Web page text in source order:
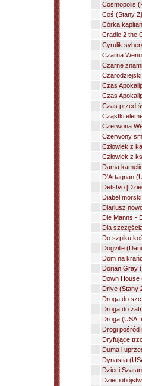
Cosmopolis
Coś (Stany
Córka
Cradle 2 the
Cyrulik
Czarna
Czarne
Czas
Czas
Czas przed
Cząstki
Czerwona
Czerwony
Człowiek z
Człowiek z
Dama
D'Artagnan
Detstvo
Diabeł
Diariusz
Die Manns -
Dla
Do szpiku
Dogville
Dom na
Dorian Gray
Down House
Drive (Stany
Droga do
Droga do
Droga (USA,
Drogi
Dryfujące
Duma i
Dynastia
Dzieci